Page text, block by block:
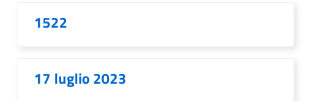
1522
17 luglio 2023